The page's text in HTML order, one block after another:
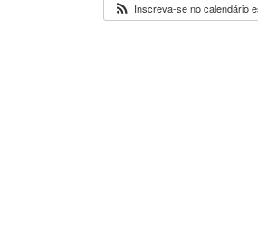
Inscreva-se no calendário